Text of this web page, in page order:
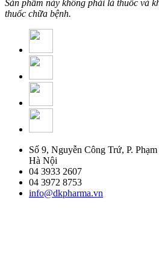
Sản phẩm này không phải là thuốc và
thuốc chữa bệnh.
Số 9, Nguyễn Công Trứ, P.
Hà Nội
04 3933 2607
04 3972 8753
info@dkpharma.vn